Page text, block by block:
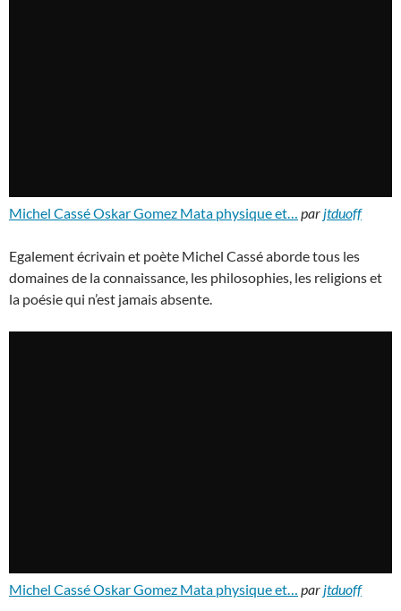
Michel Cassé Oskar Gomez Mata physique et… par jtduoff
Egalement écrivain et poète Michel Cassé aborde tous les
domaines de la connaissance, les philosophies, les religions et
la poésie qui n’est jamais absente.
Michel Cassé Oskar Gomez Mata physique et… par jtduoff